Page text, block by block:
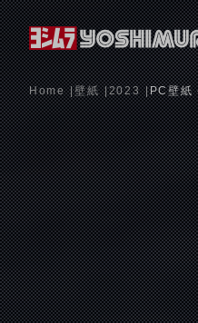
Home 壁紙 2023 PC壁紙